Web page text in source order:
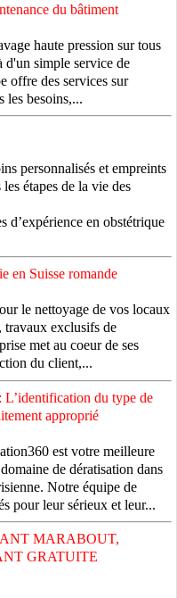
du bâtiment
haute pression sur tous
d'un simple service de
offre des services sur
les besoins,...
personnalisés et empreints
étapes de la vie des
d’expérience en obstétrique
en Suisse romande
le nettoyage de vos locaux
travaux exclusifs de
met au coeur de ses
du client,...
L’identification du type de
approprié
est votre meilleure
de dératisation dans
Notre équipe de
pour leur sérieux et leur...
MARABOUT,
GRATUITE